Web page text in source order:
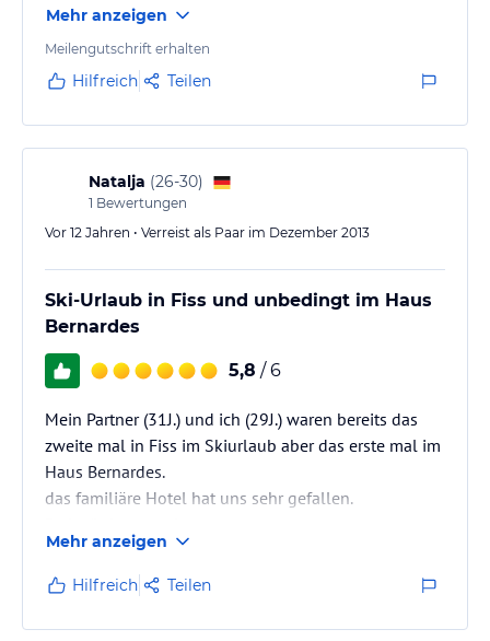
Mehr anzeigen
Meilengutschrift erhalten
Hilfreich Teilen
Natalja (26-30)
1 Bewertungen
Vor 12 Jahren • Verreist als Paar im Dezember 2013
Ski-Urlaub in Fiss und unbedingt im Haus
Bernardes
5,8 / 6
Mein Partner (31J.) und ich (29J.) waren bereits das
zweite mal in Fiss im Skiurlaub aber das erste mal im
Haus Bernardes.
das familiäre Hotel hat uns sehr gefallen.
Wir kommen wieder
Preis-Leistungsverhältnis ist super.
wers braucht?!
Mehr anzeigen
Hilfreich Teilen